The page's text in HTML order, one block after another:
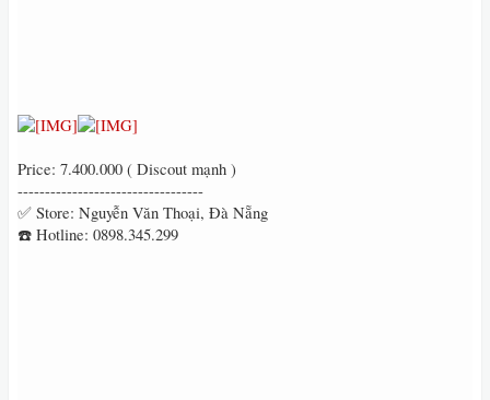
Price: 7.400.000 ( Discout mạnh )
----------------------------------
✅ Store: Nguyễn Văn Thoại, Đà Nẵng
☎️ Hotline: 0898.345.299